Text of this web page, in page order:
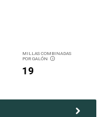
MILLAS COMBINADAS
POR GALÓN
DISCLOSURE
19